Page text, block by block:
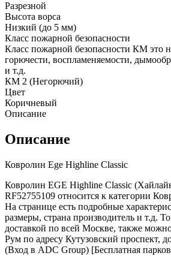
Разрезной
Высота ворса
Низкий (до 5 мм)
Класс пожарной безопасности
Класс пожарной безопасности КМ это
горючести, воспламеняемости,
и т.д.
КМ 2 (Негорючий)
Цвет
Коричневый
Описание
Описание
Ковролин Ege Highline Classic
Ковролин EGE Highline Classic
RF52755109 относится к категории
На странице есть подробные
размеры, страна производитель и т.д.
доставкой по всей Москве, также
Рум по адресу Кутузовский проспект,
(Вход в ADC Group) [Бесплатная